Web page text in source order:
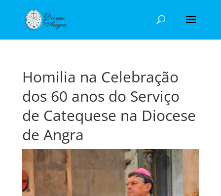
Homilia na Celebração
dos 60 anos do Serviço
de Catequese na Diocese
de Angra